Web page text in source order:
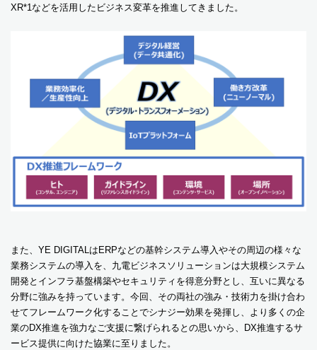
XR*1などを活用したビジネス変革を推進してきました。
また、YE DIGITALはERPなどの基幹システム導入やその周辺の様々な
業務システムの導入を、九電ビジネスソリューションは大規模システム
開発とインフラ基盤構築やセキュリティを得意分野とし、互いに異なる
分野に強みを持っています。今回、その両社の強み・技術力を掛け合わ
せてフレームワーク化することでシナジー効果を発揮し、より多くの企
業のDX推進を強力なご支援に繋げられるとの思いから、DX推進するサ
ービス提供に向けた協業に至りました。